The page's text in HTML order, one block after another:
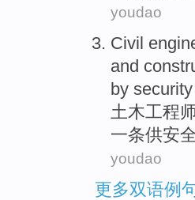
youdao
Civil
and
by security
土木工程
一条供安
youdao
更多双语例